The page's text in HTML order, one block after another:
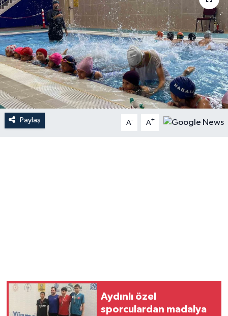
Paylaş A- A+
Aydınlı özel
sporculardan madalya